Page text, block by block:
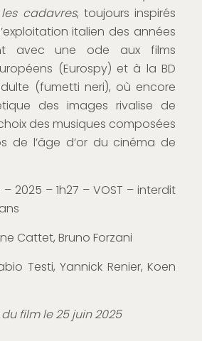
les cadavres, toujours inspirés
italien des années
avec une ode aux films
(Eurospy) et à la BD
(fumetti neri), où encore
des images rivalise de
des musiques composées
de l’âge d’or du cinéma de
2025 – 1h27 – VOST – interdit
Cattet, Bruno Forzani
Testi, Yannick Renier, Koen
film le 25 juin 2025